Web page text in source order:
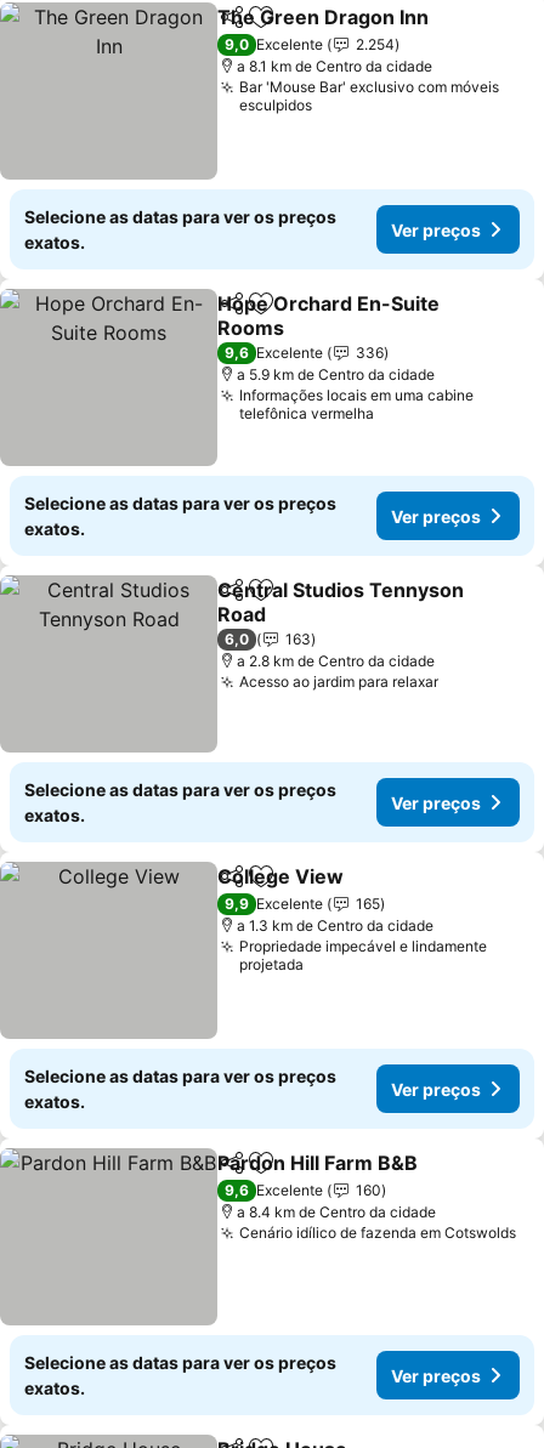
PartilharAdicionar aos favoritos
The Green Dragon Inn
9,0 Excelente
2.254
a 8.1 km de Centro da cidade
Bar 'Mouse Bar' exclusivo com móveis
esculpidos
Selecione as datas para ver os preços
exatos.
Ver preços
PartilharAdicionar aos favoritos
Hope Orchard En-Suite
Rooms
9,6 Excelente
336
a 5.9 km de Centro da cidade
Informações locais em uma cabine
telefônica vermelha
Selecione as datas para ver os preços
exatos.
Ver preços
PartilharAdicionar aos favoritos
Central Studios Tennyson
Road
6,0
163
a 2.8 km de Centro da cidade
Acesso ao jardim para relaxar
Selecione as datas para ver os preços
exatos.
Ver preços
PartilharAdicionar aos favoritos
College View
9,9 Excelente
165
a 1.3 km de Centro da cidade
Propriedade impecável e lindamente
projetada
Selecione as datas para ver os preços
exatos.
Ver preços
PartilharAdicionar aos favoritos
Pardon Hill Farm B&B
9,6 Excelente
160
a 8.4 km de Centro da cidade
Cenário idílico de fazenda em Cotswolds
Selecione as datas para ver os preços
exatos.
Ver preços